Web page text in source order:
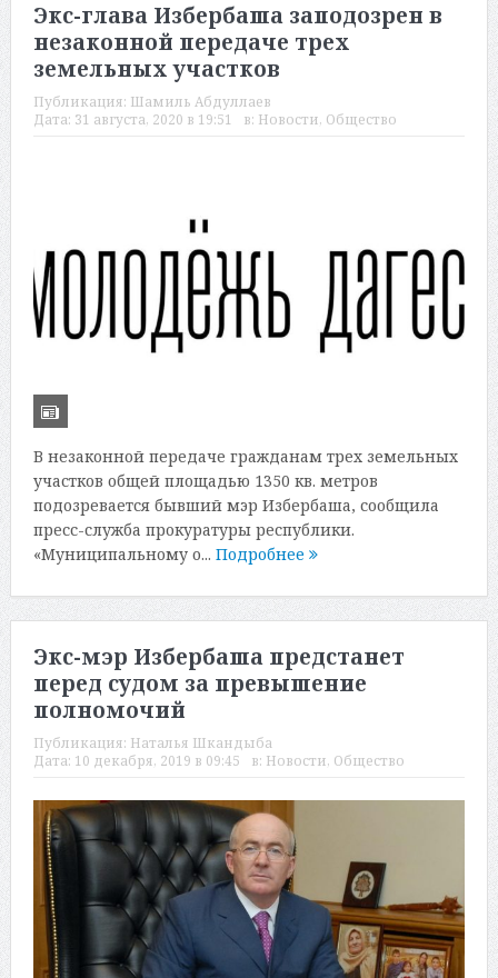
Экс-глава Избербаша заподозрен в
незаконной передаче трех
земельных участков
Публикация: Шамиль Абдуллаев
Дата: 31 августа, 2020 в 19:51 в: Новости, Общество
В незаконной передаче гражданам трех земельных
участков общей площадью 1350 кв. метров
подозревается бывший мэр Избербаша, сообщила
пресс-служба прокуратуры республики.
«Муниципальному о... Подробнее
Экс-мэр Избербаша предстанет
перед судом за превышение
полномочий
Публикация: Наталья Шкандыба
Дата: 10 декабря, 2019 в 09:45 в: Новости, Общество